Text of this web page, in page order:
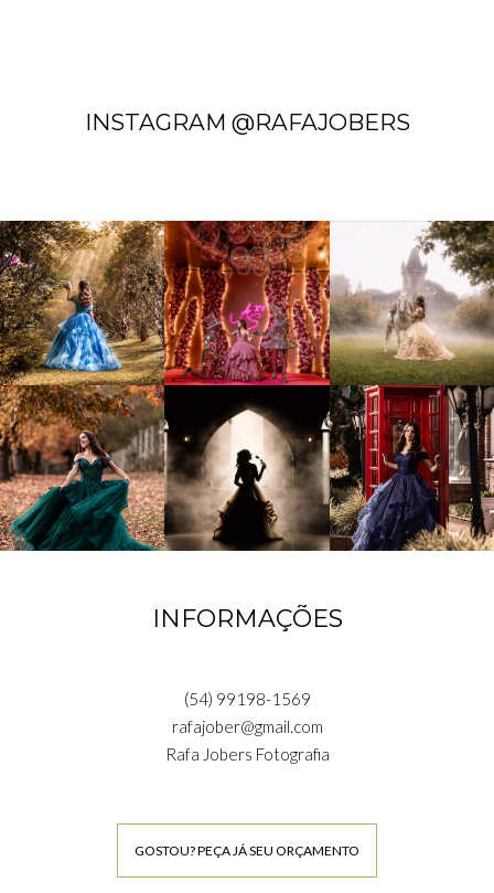
INSTAGRAM @RAFAJOBERS
INFORMAÇÕES
(54) 99198-1569
rafajober@gmail.com
Rafa Jobers Fotografia
GOSTOU? PEÇA JÁ SEU ORÇAMENTO